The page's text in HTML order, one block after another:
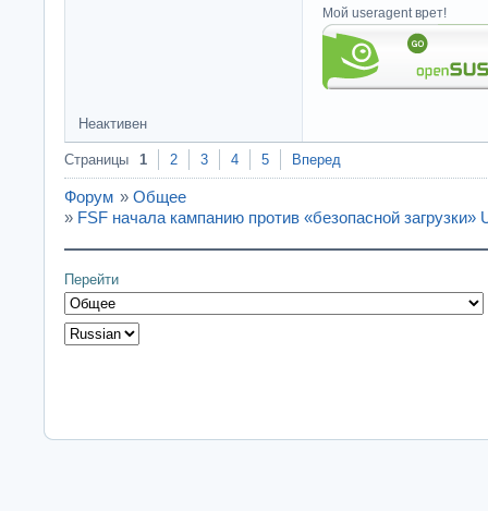
Мой useragent врет!
Неактивен
Страницы 1 2 3 4 5 Вперед
Форум » Общее
» FSF начала кампанию против «безопасной загрузки»
Перейти